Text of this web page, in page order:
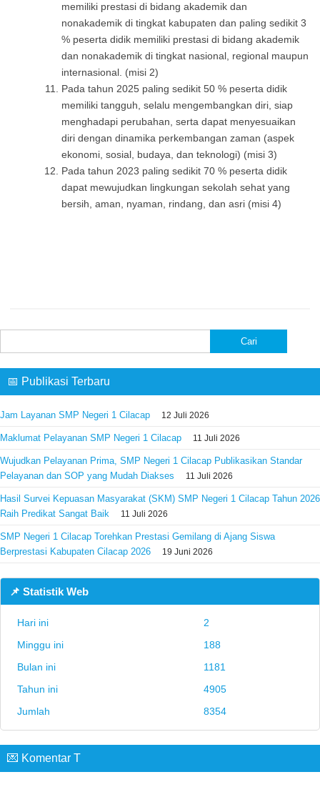
memiliki prestasi di bidang akademik dan
nonakademik di tingkat kabupaten dan paling sedikit 3
% peserta didik memiliki prestasi di bidang akademik
dan nonakademik di tingkat nasional, regional maupun
internasional. (misi 2)
Pada tahun 2025 paling sedikit 50 % peserta didik
memiliki tangguh, selalu mengembangkan diri, siap
menghadapi perubahan, serta dapat menyesuaikan
diri dengan dinamika perkembangan zaman (aspek
ekonomi, sosial, budaya, dan teknologi) (misi 3)
Pada tahun 2023 paling sedikit 70 % peserta didik
dapat mewujudkan lingkungan sekolah sehat yang
bersih, aman, nyaman, rindang, dan asri (misi 4)
untuk:
📅 Publikasi Terbaru
Jam Layanan SMP Negeri 1 Cilacap 12 Juli 2026
Maklumat Pelayanan SMP Negeri 1 Cilacap 11 Juli 2026
Wujudkan Pelayanan Prima, SMP Negeri 1 Cilacap Publikasikan Standar
Pelayanan dan SOP yang Mudah Diakses
11 Juli 2026
Hasil Survei Kepuasan Masyarakat (SKM) SMP Negeri 1 Cilacap Tahun 2026
Raih Predikat Sangat Baik
11 Juli 2026
SMP Negeri 1 Cilacap Torehkan Prestasi Gemilang di Ajang Siswa
Berprestasi Kabupaten Cilacap 2026
19 Juni 2026
📌 Statistik Web
Hari ini
2
Minggu ini
188
Bulan ini
1181
Tahun ini
4905
Jumlah
8354
💌 Komentar T